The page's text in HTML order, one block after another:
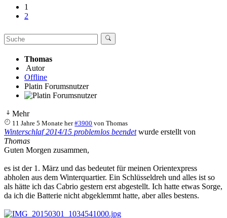
1
2
Thomas
Autor
Offline
Platin Forumsnutzer
Mehr
11 Jahre 5 Monate her #3900 vonThomas
Winterschlaf 2014/15 problemlos beendetwurde erstellt von
Thomas
Guten Morgen zusammen,
es ist der 1. März und das bedeutet für meinen Orientexpress
abholen aus dem Winterquartier. Ein Schlüsseldreh und alles ist so
als hätte ich das Cabrio gestern erst abgestellt. Ich hatte etwas Sorge,
da ich die Batterie nicht abgeklemmt hatte, aber alles bestens.